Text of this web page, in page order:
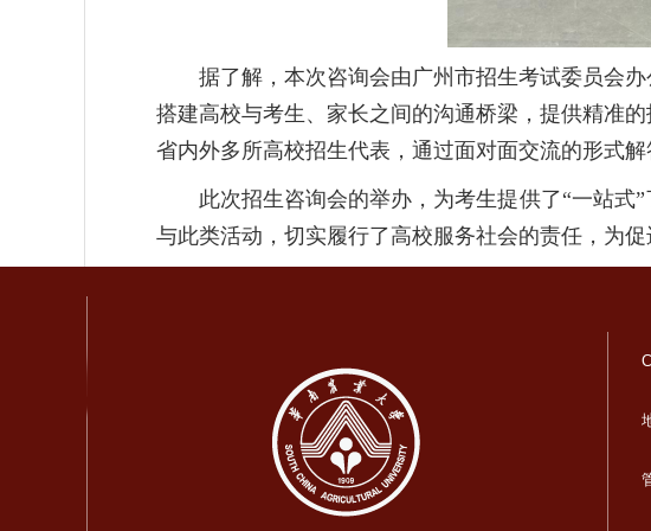
据了解，本次咨询会由广州市招生考试委员会
搭建高校与考生、家长之间的沟通桥梁，提供精准
省内外多所高校招生代表，通过面对面交流的形式解
此次招生咨询会的举办，为考生提供了“一站式
与此类活动，切实履行了高校服务社会的责任，为